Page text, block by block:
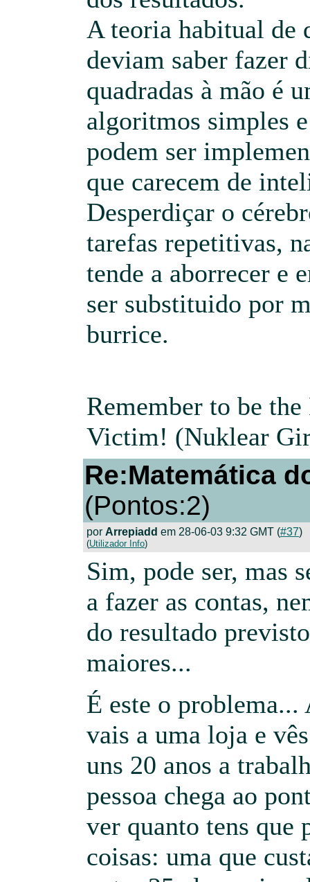
A teoria habitual de
deviam saber fazer
quadradas à mão é
algoritmos simples
podem ser
que carecem de
Desperdiçar o
tarefas repetitivas,
tende a aborrecer e
ser substituido por
burrice.
Remember to be
Victim! (Nuklear
Re:Matemática
(Pontos:2)
por Arrepiadd em 28-06-03 9:32 GMT (#37)
(Utilizador Info)
Sim, pode ser, mas
a fazer as contas,
do resultado
maiores...
É este o
vais a uma loja e
uns 20 anos a
pessoa chega ao
ver quanto tens que
coisas: uma que